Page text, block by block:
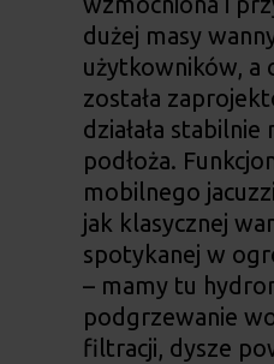
dużej masy
użytkowników, a
została
działała stabilnie
podłoża.
mobilnego
jak klasycznej
spotykanej w
– mamy tu
podgrzewanie
filtracji, dysze